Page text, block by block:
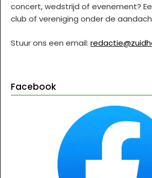
concert, wedstrijd of evenement?
club of vereniging onder de
Stuur ons een email:
Facebook